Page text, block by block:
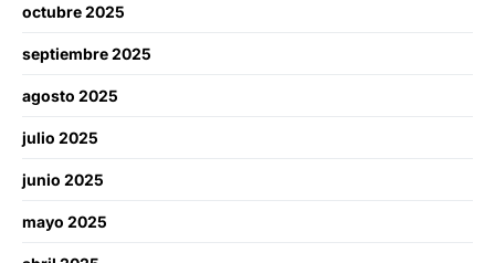
octubre 2025
septiembre 2025
agosto 2025
julio 2025
junio 2025
mayo 2025